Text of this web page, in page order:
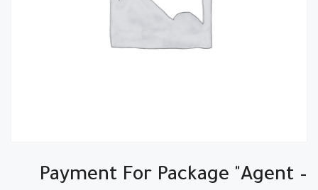
Payment For Package "Agent –